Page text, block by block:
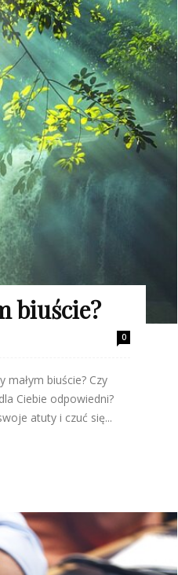
biuście?
0
małym biuście? Czy
Ciebie odpowiedni?
atuty i czuć się...